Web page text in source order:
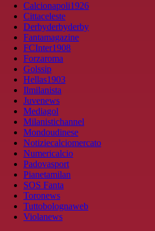
Calcionapoli1926
Cittaceleste
Derbyderbyderby
Fantamagazine
FCInter1908
Forzaroma
Golssip
Hellas1903
Ilmilanista
Juvenews
Mediagol
Milanistichannel
Mondoudinese
Notiziecalciomercato
Numericalcio
Padovasport
Pianetamilan
SOS Fanta
Toronews
Tuttobolognaweb
Violanews